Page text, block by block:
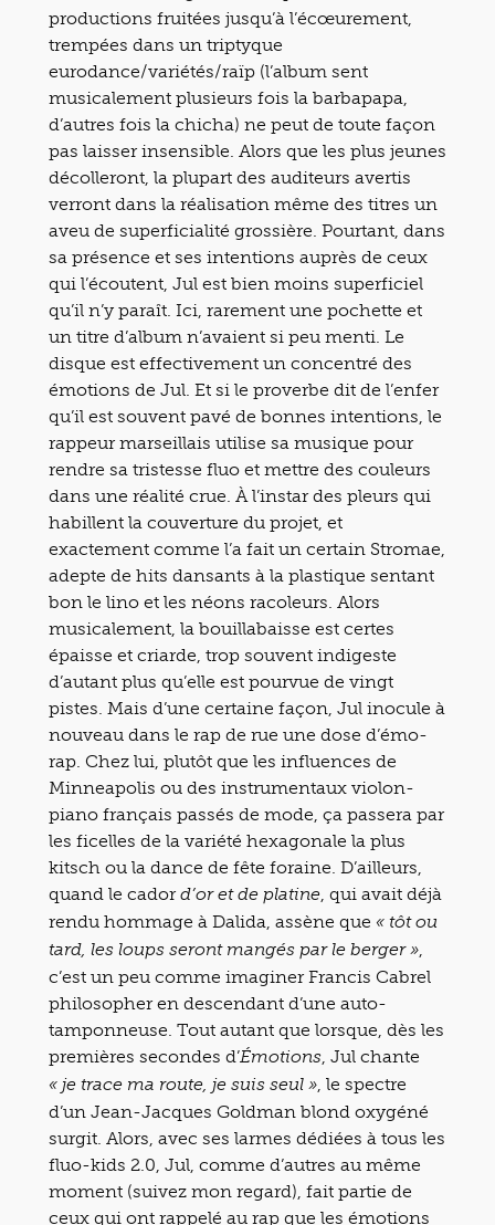
productions fruitées jusqu’à l’écœurement,
trempées dans un triptyque
eurodance/variétés/raïp (l’album sent
musicalement plusieurs fois la barbapapa,
d’autres fois la chicha) ne peut de toute façon
pas laisser insensible. Alors que les plus jeunes
décolleront, la plupart des auditeurs avertis
verront dans la réalisation même des titres un
aveu de superficialité grossière. Pourtant, dans
sa présence et ses intentions auprès de ceux
qui l’écoutent, Jul est bien moins superficiel
qu’il n’y paraît. Ici, rarement une pochette et
un titre d’album n’avaient si peu menti. Le
disque est effectivement un concentré des
émotions de Jul. Et si le proverbe dit de l’enfer
qu’il est souvent pavé de bonnes intentions, le
rappeur marseillais utilise sa musique pour
rendre sa tristesse fluo et mettre des couleurs
dans une réalité crue. À l’instar des pleurs qui
habillent la couverture du projet, et
exactement comme l’a fait un certain Stromae,
adepte de hits dansants à la plastique sentant
bon le lino et les néons racoleurs. Alors
musicalement, la bouillabaisse est certes
épaisse et criarde, trop souvent indigeste
d’autant plus qu’elle est pourvue de vingt
pistes. Mais d’une certaine façon, Jul inocule à
nouveau dans le rap de rue une dose d’émo-
rap. Chez lui, plutôt que les influences de
Minneapolis ou des instrumentaux violon-
piano français passés de mode, ça passera par
les ficelles de la variété hexagonale la plus
kitsch ou la dance de fête foraine. D’ailleurs,
quand le cadord’or et de platine , qui avait déjà
rendu hommage à Dalida, assène que « tôt ou
tard, les loups seront mangés par le berger »
c’est un peu comme imaginer Francis Cabrel
philosopher en descendant d’une auto-
tamponneuse. Tout autant que lorsque, dès les
premières secondes d’Émotions , Jul chante
« je trace ma route, je suis seul » , le spectre
d’un Jean-Jacques Goldman blond oxygéné
surgit. Alors, avec ses larmes dédiées à tous les
fluo-kids 2.0, Jul, comme d’autres au même
moment (suivez mon regard), fait partie de
ceux qui ont rappelé au rap que les émotions